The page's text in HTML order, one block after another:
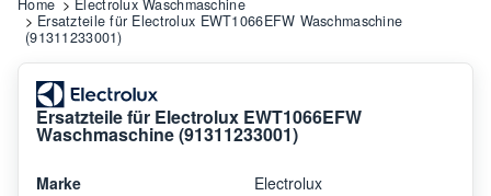
Home
Electrolux Waschmaschine
Ersatzteile für Electrolux EWT1066EFW Waschmaschine
(91311233001)
Ersatzteile für Electrolux EWT1066EFW
Waschmaschine (91311233001)
Marke Electrolux